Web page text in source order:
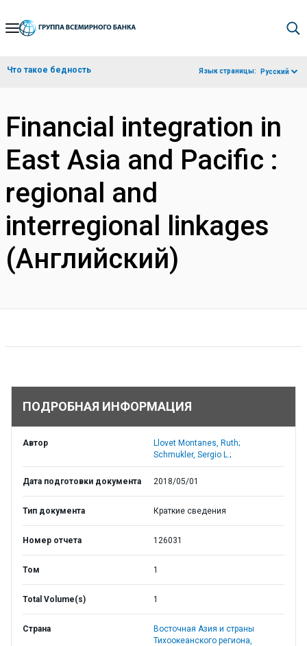
Skip
Navigation
Что такое бедность Язык страницы: Русский
Financial integration in
East Asia and Pacific :
regional and
interregional linkages
(Английский)
ПОДРОБНАЯ ИНФОРМАЦИЯ
Автор
Llovet Montanes, Ruth;
Schmukler, Sergio L.;
Дата подготовки документа 2018/05/01
Тип документа Краткие сведения
Номер отчета 126031
Том 1
Total Volume(s) 1
Страна
Восточная Азия и страны
Тихоокеанского региона,